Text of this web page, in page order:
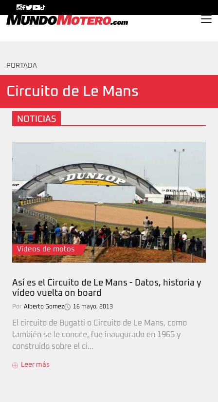
PORTADA
Circuito de Le Mans
NOTICIAS
Videos de motos
Así es el Circuito de Le Mans - Datos, historia y
vídeo vuelta on board
Por Alberto Gomez 16 mayo, 2013
El circuito de Bugatti o Circuito de Le Mans, como
también se le conoce, fue inaugurado en 1965 y
construido sobre el ci...
Leer más